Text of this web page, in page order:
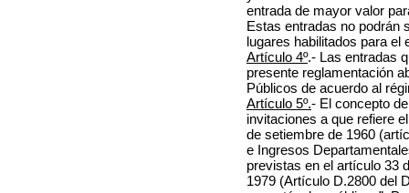
entrada de mayor valor
Estas entradas no podrán
lugares habilitados para el
Artículo 4º.- Las entradas
presente reglamentación
Públicos de acuerdo al
Artículo 5º.- El concepto
invitaciones a que refiere
de setiembre de 1960
e Ingresos
previstas en el artículo 33
1979 (Artículo D.2800 del